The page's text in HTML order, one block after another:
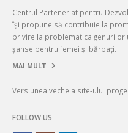
Centrul Parteneriat pentru
își propune să contribuie la
privire la problematica genurilor
șanse pentru femei și bărbați.
MAI MULT
Versiunea veche a site-ului
FOLLOW US